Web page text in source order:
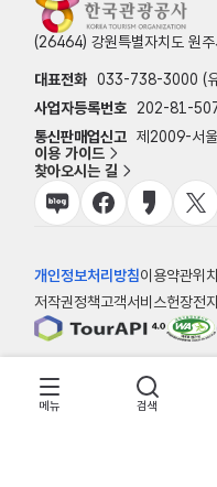
(26464) 강원특별자치도 원
대표전화 033-738-3000 (
사업자등록번호
202-81-
통신판매업신고 제2009-서
이용 가이드
찾아오시는 길
개인정보처리방침이용약관위
저작권정책고객서비스헌장전
© 한국관광공사
메뉴 검색